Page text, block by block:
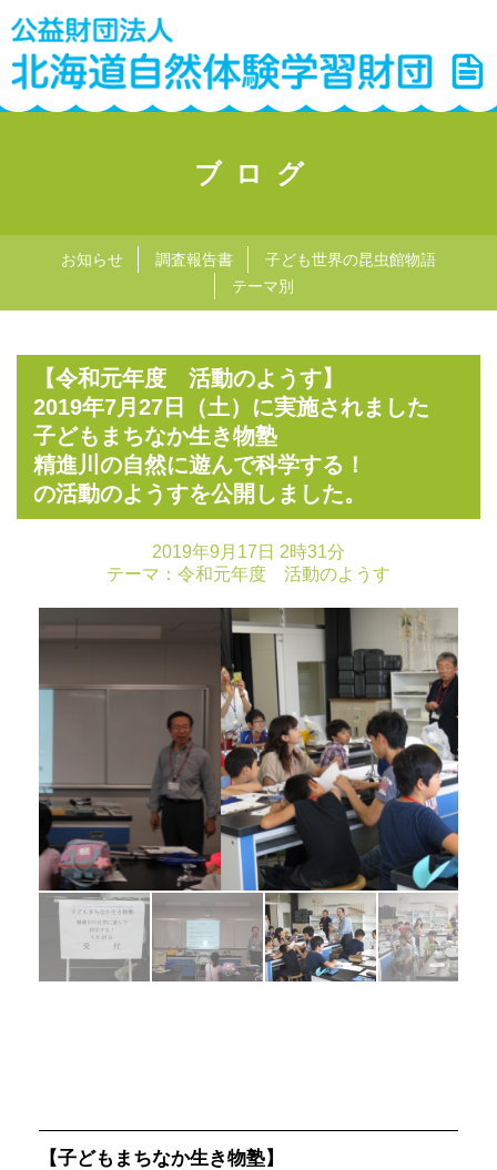
ブログ
お知らせ 調査報告書
子ども世界の昆虫館物語
テーマ別
【令和元年度 活動のようす】
2019年7月27日（土）に実施されました
子どもまちなか生き物塾
精進川の自然に遊んで科学する！
の活動のようすを公開しました。
2019年9月17日 2時31分
テーマ： 令和元年度 活動のようす
【子どもまちなか生き物塾】